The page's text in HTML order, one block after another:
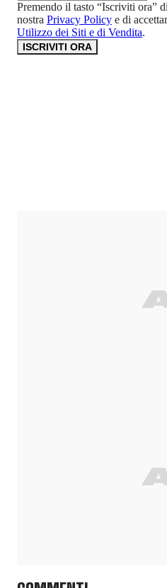
Premendo il tasto “Iscriviti ora”
nostra Privacy Policy e di
Utilizzo dei Siti e di Vendita.
ISCRIVITI ORA